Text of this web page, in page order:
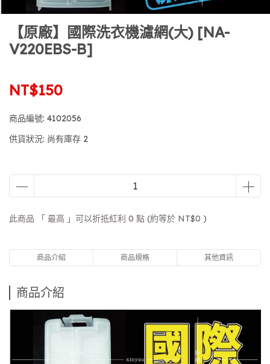
【原廠】國際洗衣機濾網(大) [NA-
V220EBS-B]
NT$150
商品編號: 4102056
供貨狀況: 尚有庫存 2
此商品 「 最高 」可以折抵紅利 0 點 (約等於 NT$0 )
商品介紹 商品規格 其他資訊
商品介紹